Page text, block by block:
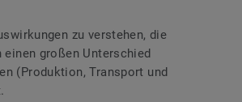
zu verstehen, die
großen Unterschied
(Produktion, Transport und